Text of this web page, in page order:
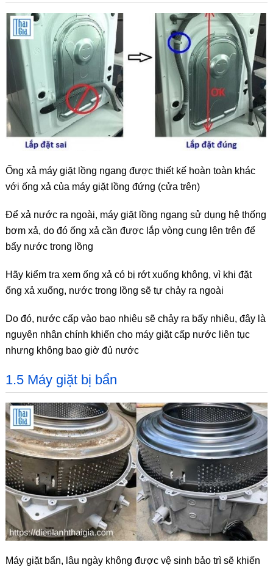
Ống xả máy giặt lồng ngang được thiết kế hoàn toàn khác
với ống xả của máy giặt lồng đứng (cửa trên)
Để xả nước ra ngoài, máy giặt lồng ngang sử dụng hệ thống
bơm xả, do đó ống xả cần được lắp vòng cung lên trên để
bẩy nước trong lồng
Hãy kiểm tra xem ống xả có bị rớt xuống không, vì khi đặt
ống xả xuống, nước trong lồng sẽ tự chảy ra ngoài
Do đó, nước cấp vào bao nhiêu sẽ chảy ra bấy nhiêu, đây là
nguyên nhân chính khiến cho máy giặt cấp nước liên tục
nhưng không bao giờ đủ nước
1.5 Máy giặt bị bẩn
Máy giặt bẩn, lâu ngày không được vệ sinh bảo trì sẽ khiến